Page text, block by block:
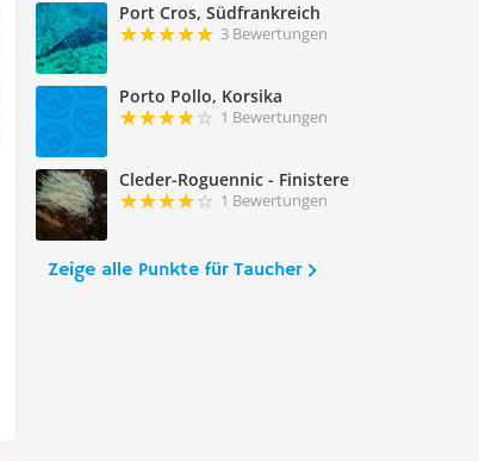
Port Cros, Südfrankreich
3 Bewertungen
Porto Pollo, Korsika
1 Bewertungen
Cleder-Roguennic - Finistere
1 Bewertungen
Zeige alle Punkte für Taucher